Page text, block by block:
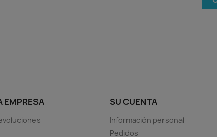
EMPRESA SU CUENTA
Información personal
Pedidos